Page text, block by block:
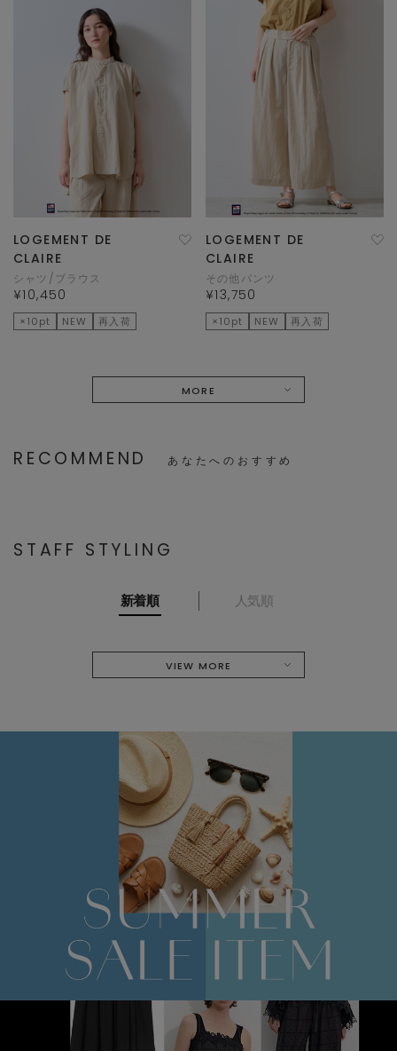
LOGEMENT DE
CLAIRE
シャツ/ブラウス
¥10,450
×10pt NEW 再入荷
LOGEMENT DE
CLAIRE
その他パンツ
¥13,750
×10pt NEW 再入荷
MORE
RECOMMEND あなたへのおすすめ
STAFF STYLING
新着順 人気順
VIEW MORE